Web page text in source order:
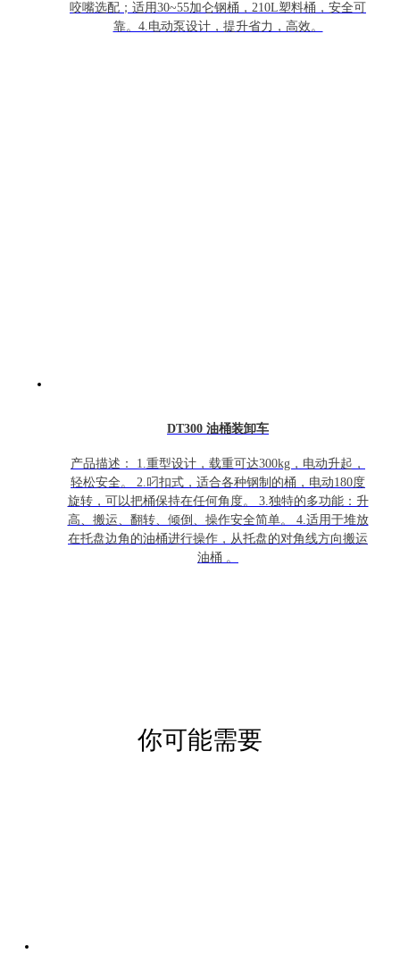
咬嘴选配；适用30~55加仑钢桶，210L塑料桶，安全可
靠。4.电动泵设计，提升省力，高效。
DT300 油桶装卸车
产品描述： 1.重型设计，载重可达300kg，电动升起，
轻松安全。 2.叼扣式，适合各种钢制的桶，电动180度
旋转，可以把桶保持在任何角度。 3.独特的多功能：升
高、搬运、翻转、倾倒、操作安全简单。 4.适用于堆放
在托盘边角的油桶进行操作，从托盘的对角线方向搬运
油桶 。
你可能需要